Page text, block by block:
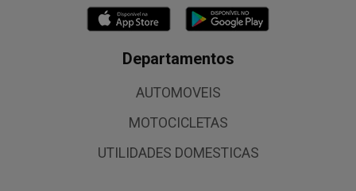
Departamentos
AUTOMOVEIS
MOTOCICLETAS
UTILIDADES DOMESTICAS